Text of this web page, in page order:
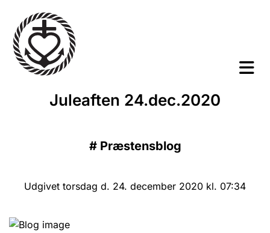
Juleaften 24.dec.2020
# Præstensblog
Udgivet torsdag d. 24. december 2020 kl. 07:34